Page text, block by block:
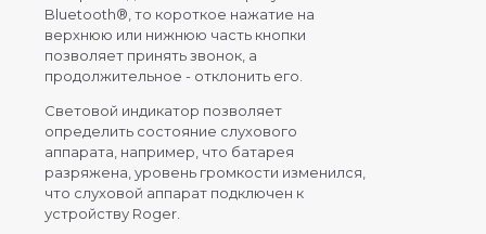
Bluetooth®, то короткое нажатие на
верхнюю или нижнюю часть кнопки
позволяет принять звонок, а
продолжительное - отклонить его.
Световой индикатор позволяет
определить состояние слухового
аппарата, например, что батарея
разряжена, уровень громкости изменился,
что слуховой аппарат подключен к
устройству Roger.